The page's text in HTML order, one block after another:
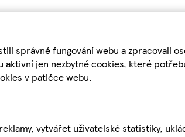
správné fungování webu a zpracovali
jen nezbytné cookies, které
v patičce webu.
vytvářet uživatelské statistiky,